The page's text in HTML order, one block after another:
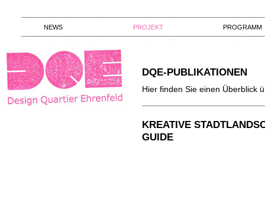
NEWS PROJEKT PROGRAMM
DQE-PUBLIKATIONEN
Hier finden Sie einen Überblick
KREATIVE
GUIDE